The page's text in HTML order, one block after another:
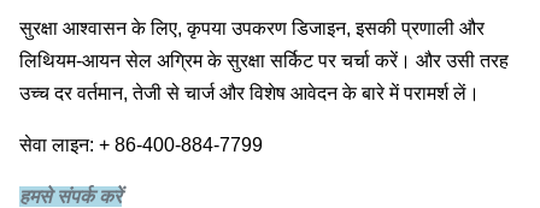
सुरक्षा आश्वासन के लिए, कृपया उपकरण डिजाइन, इसकी प्रणाली और
लिथियम-आयन सेल अग्रिम के सुरक्षा सर्किट पर चर्चा करें। और उसी तरह
उच्च दर वर्तमान, तेजी से चार्ज और विशेष आवेदन के बारे में परामर्श लें।
सेवा लाइन: + 86-400-884-7799
हमसे संपर्क करें